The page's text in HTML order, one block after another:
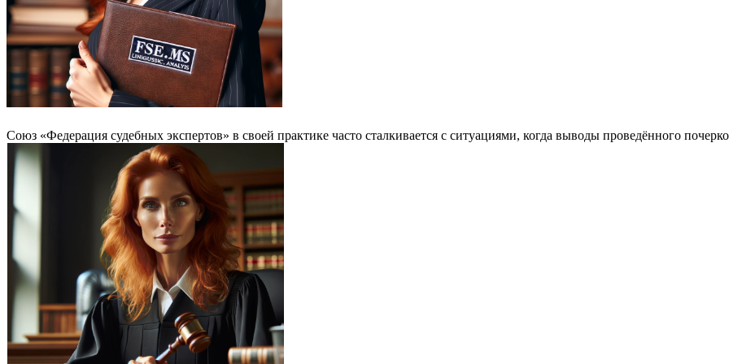
Союз «Федерация судебных экспертов» в своей практике часто сталкивается с ситуациями, когда выводы проведённого